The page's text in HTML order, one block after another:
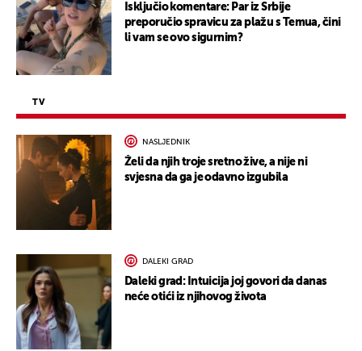
Isključio komentare: Par iz Srbije
preporučio spravicu za plažu s Temua, čini
li vam se ovo sigurnim?
TV
NASLJEDNIK
Želi da njih troje sretno žive, a nije ni
svjesna da ga je odavno izgubila
DALEKI GRAD
Daleki grad: Intuicija joj govori da danas
neće otići iz njihovog života